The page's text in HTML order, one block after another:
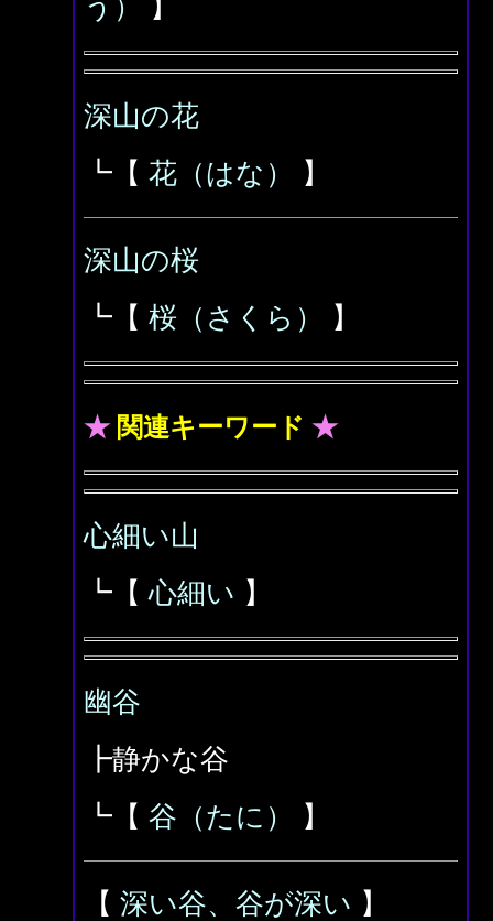
う）
】
深山の花
┗【 花（はな） 】
深山の桜
┗【 桜（さくら） 】
★ 関連キーワード ★
心細い山
┗【心細い 】
幽谷
┣静かな谷
┗【 谷（たに） 】
【 深い谷、谷が深い 】